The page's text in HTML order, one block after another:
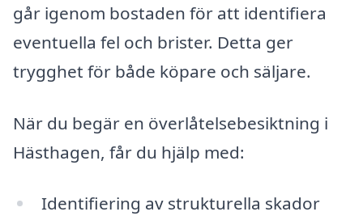
går igenom bostaden för att identifiera
eventuella fel och brister. Detta ger
trygghet för både köpare och säljare.
När du begär en överlåtelsebesiktning i
Hästhagen, får du hjälp med:
Identifiering av strukturella skador